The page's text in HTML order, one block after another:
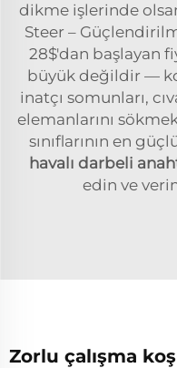
dikme işlerinde
Steer –
28$'dan başlayan
büyük değildir —
inatçı somunları,
elemanlarını
sınıflarının en
havalı darbeli
edin ve
Zorlu çalışma